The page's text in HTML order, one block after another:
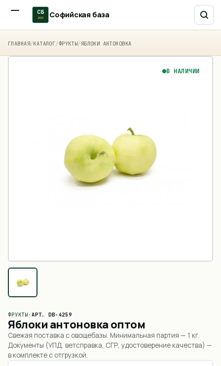
СБ
2015 Софийская база
ГЛАВНАЯ/КАТАЛОГ/ ФРУКТЫ/ ЯБЛОКИ АНТОНОВКА
В НАЛИЧИИ
ФРУКТЫ · АРТ.DB-4259
Яблоки антоновка оптом
Свежая поставка с овощебазы. Минимальная партия — 1 кг.
Документы (УПД, ветсправка, СГР, удостоверение качества) —
в комплекте с отгрузкой.